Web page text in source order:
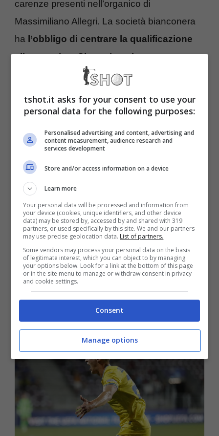
carenze presenti nell’organico di
Massimiliano Allegri. La società bianconera
ha l’obbligo di centrare la qualificazione
alla prossima Champions Leaguee questo
comporta una continua sfida con formazioni
certamente daranno battaglia fino all’ultima
una priorità, con tutte le difficoltà sopra
menzionate.
E’ sulla lista di Giuntoli: alla
Juve per 30 milioni
Nella lista di Cristiano Giuntoli compaiono
diversi nominativi, così come peraltro su
quelle degli altri direttori sportivi. Vi sono gli
obiettivi possibili e quelli che rimarranno
soltanto desideri irrealizzabili.
tshot.it asks for your consent to use your
personal data for the following purposes:
Personalised advertising and content, advertising and
content measurement, audience research and
services development
Store and/or access information on a device
Learn more
Your personal data will be processed and information from
your device (cookies, unique identifiers, and other device
data) may be stored by, accessed by and shared with 319
partners, or used specifically by this site. We and our partners
may use precise geolocation data. List of partners.
Some vendors may process your personal data on the basis
of legitimate interest, which you can object to by managing
your options below. Look for a link at the bottom of this page
or in the site menu to manage or withdraw consent in privacy
and cookie settings.
Consent
Manage options